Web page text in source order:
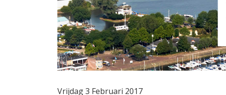
Vrijdag 3 Februari 2017